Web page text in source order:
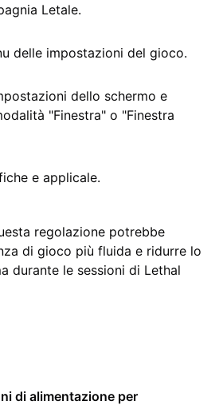
Letale.
delle impostazioni del gioco.
dello schermo e
"Finestra" o "Finestra
e applicale.
regolazione potrebbe
di gioco più fluida e ridurre lo
durante le sessioni di Lethal
di alimentazione per